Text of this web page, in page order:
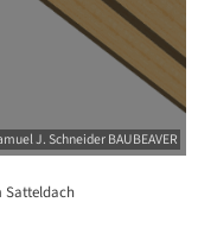
J. Schneider BAUBEAVER
Satteldach